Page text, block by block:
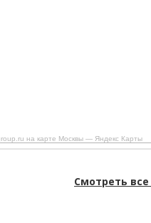
на карте Москвы — Яндекс Карты
Смотреть